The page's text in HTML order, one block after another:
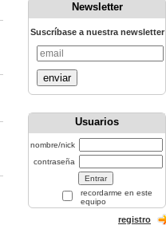
Newsletter
Suscríbase a nuestra newsletter
enviar
Usuarios
nombre/nick
contraseña
recordarme en este
equipo
registro